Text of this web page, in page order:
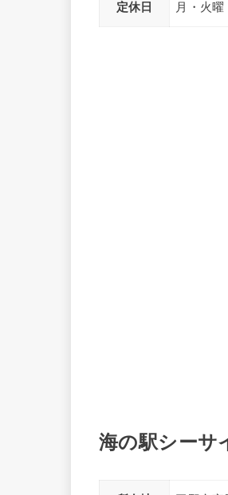
定休日 月・火曜
海の駅シーサ